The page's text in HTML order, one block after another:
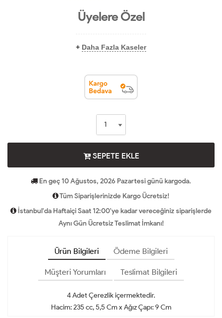
Üyelere Özel
+ Daha Fazla Kaseler
SEPETE EKLE
En geç 10 Ağustos, 2026 Pazartesi günü kargoda.
Tüm Siparişlerinizde Kargo Ücretsiz!
İstanbul'da Haftaiçi Saat 12:00'ye kadar vereceğiniz siparişlerde
Aynı Gün Ücretsiz Teslimat İmkanı!
Ürün Bilgileri Ödeme Bilgileri
Müşteri Yorumları Teslimat Bilgileri
4 Adet Çerezlik içermektedir.
Hacim: 235 cc, 5,5 Cm x Ağız Çapı: 9 Cm